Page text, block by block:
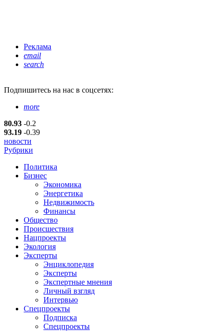
Реклама
email
search
Подпишитесь на нас в соцсетях:
more
80.93 -0.2
93.19 -0.39
новости
Рубрики
Политика
Бизнес
Экономика
Энергетика
Недвижимость
Финансы
Общество
Происшествия
Нацпроекты
Экология
Эксперты
Энциклопедия
Эксперты
Экспертные мнения
Личный взгляд
Интервью
Спецпроекты
Подписка
Спецпроекты